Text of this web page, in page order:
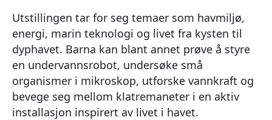
Utstillingen tar for seg temaer som havmiljø,
energi, marin teknologi og livet fra kysten til
dyphavet. Barna kan blant annet prøve å styre
en undervannsrobot, undersøke små
organismer i mikroskop, utforske vannkraft og
bevege seg mellom klatremaneter i en aktiv
installasjon inspirert av livet i havet.